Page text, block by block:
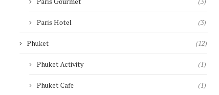
Paris Hotel (3)
Phuket (12)
Phuket Activity (1)
Phuket Cafe (1)